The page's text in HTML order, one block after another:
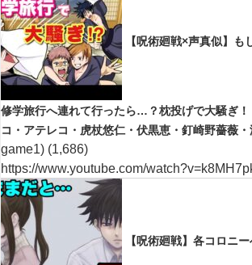
【呪術廻戦×声真似】も
修学旅行へ連れて行ったら…？枕投げで大騒ぎ！
コ・アテレコ・虎杖悠仁・伏黒恵・釘崎野薔薇・
game1) (1,686)
https://www.youtube.com/
【呪術廻戦】各コロニ